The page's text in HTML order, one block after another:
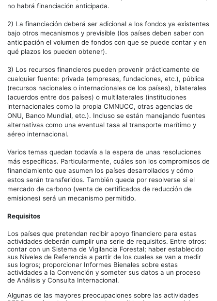
no habrá financiación anticipada.
2) La financiación deberá ser adicional a los fondos ya existentes
bajo otros mecanismos y previsible (los países deben saber con
anticipación el volumen de fondos con que se puede contar y en
qué plazos los pueden obtener).
3) Los recursos financieros pueden provenir prácticamente de
cualquier fuente: privada (empresas, fundaciones, etc.), pública
(recursos nacionales o internacionales de los países), bilaterales
(acuerdos entre dos países) o multilaterales (instituciones
internacionales como la propia CMNUCC, otras agencias de
ONU, Banco Mundial, etc.). Incluso se están manejando fuentes
alternativas como una eventual tasa al transporte marítimo y
aéreo internacional.
Varios temas quedan todavía a la espera de unas resoluciones
más específicas. Particularmente, cuáles son los compromisos de
financiamiento que asumen los países desarrollados y cómo
estos serán transferidos. También queda por resolverse si el
mercado de carbono (venta de certificados de reducción de
emisiones) será un mecanismo permitido.
Requisitos
Los países que pretendan recibir apoyo financiero para estas
actividades deberán cumplir una serie de requisitos. Entre otros:
contar con un Sistema de Vigilancia Forestal; haber establecido
sus Niveles de Referencia a partir de los cuales se van a medir
sus logros; proporcionar Informes Bienales sobre estas
actividades a la Convención y someter sus datos a un proceso
de Análisis y Consulta Internacional.
Algunas de las mayores preocupaciones sobre las actividades